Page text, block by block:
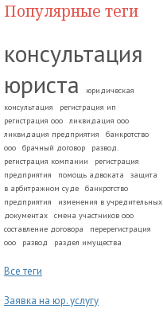
Популярные теги
консультация
юриста
юридическая
консультация
регистрация ип
регистрация ооо
ликвидация ооо
ликвидация предприятия
банкротство
ооо
брачный договор
развод.
регистрация компании
регистрация
предприятия
помощь адвоката
защита
в арбитражном суде
банкротство
предприятия
изменения в учредительных
документах
смена участников ооо
составление договора
перерегистрация
ооо
развод раздел имущества
Все теги
Заявка на юр. услугу